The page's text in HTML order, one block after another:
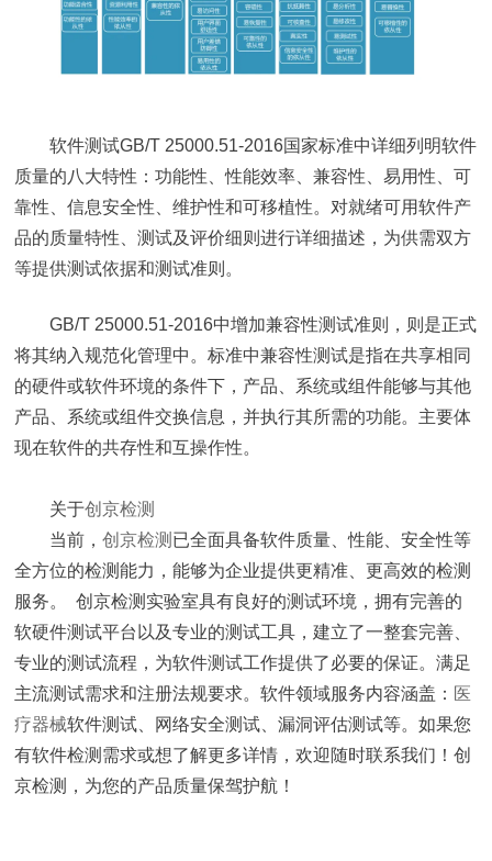
软件测试GB/T 25000.51-2016国家标准中详细列明软件
质量的八大特性：功能性、性能效率、兼容性、易用性、可
靠性、信息安全性、维护性和可移植性。对就绪可用软件产
品的质量特性、测试及评价细则进行详细描述，为供需双方
等提供测试依据和测试准则。
GB/T 25000.51-2016中增加兼容性测试准则，则是正式
将其纳入规范化管理中。标准中兼容性测试是指在共享相同
的硬件或软件环境的条件下，产品、系统或组件能够与其他
产品、系统或组件交换信息，并执行其所需的功能。主要体
现在软件的共存性和互操作性。
关于创京检测
当前，创京检测 已全面具备软件质量、性能、安全性等
全方位的检测能力，能够为企业提供更精准、更高效的检测
服务。 创京检测实验室具有良好的测试环境，拥有完善的
软硬件测试平台以及专业的测试工具，建立了一整套完善、
专业的测试流程，为软件测试工作提供了必要的保证。满足
主流测试需求和注册法规要求。软件领域服务内容涵盖： 医
疗器械软件测试、网络安全测试、漏洞评估测试等。如果您
有软件检测需求或想了解更多详情，欢迎随时联系我们！创
京检测，为您的产品质量保驾护航！